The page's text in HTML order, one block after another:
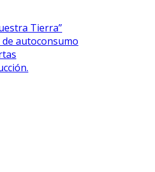
Tierra”
autoconsumo